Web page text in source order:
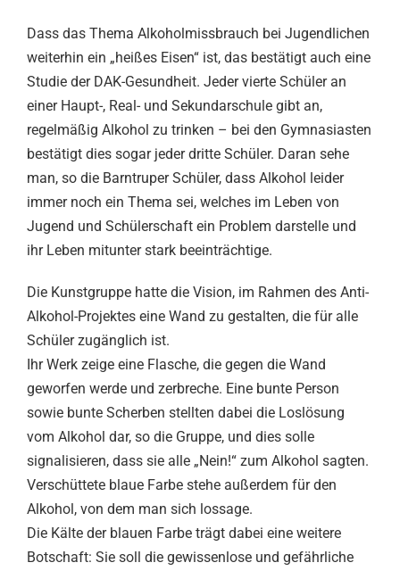
Dass das Thema Alkoholmissbrauch bei Jugendlichen
weiterhin ein „heißes Eisen“ ist, das bestätigt auch eine
Studie der DAK-Gesundheit. Jeder vierte Schüler an
einer Haupt-, Real- und Sekundarschule gibt an,
regelmäßig Alkohol zu trinken – bei den Gymnasiasten
bestätigt dies sogar jeder dritte Schüler. Daran sehe
man, so die Barntruper Schüler, dass Alkohol leider
immer noch ein Thema sei, welches im Leben von
Jugend und Schülerschaft ein Problem darstelle und
ihr Leben mitunter stark beeinträchtige.
Die Kunstgruppe hatte die Vision, im Rahmen des Anti-
Alkohol-Projektes eine Wand zu gestalten, die für alle
Schüler zugänglich ist.
Ihr Werk zeige eine Flasche, die gegen die Wand
geworfen werde und zerbreche. Eine bunte Person
sowie bunte Scherben stellten dabei die Loslösung
vom Alkohol dar, so die Gruppe, und dies solle
signalisieren, dass sie alle „Nein!“ zum Alkohol sagten.
Verschüttete blaue Farbe stehe außerdem für den
Alkohol, von dem man sich lossage.
Die Kälte der blauen Farbe trägt dabei eine weitere
Botschaft: Sie soll die gewissenlose und gefährliche